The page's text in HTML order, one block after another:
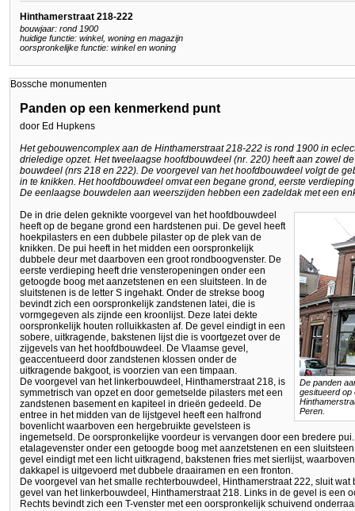
Hinthamerstraat 218-222
bouwjaar: rond 1900
huidige functie: winkel, woning en magazijn
oorspronkelijke functie: winkel en woning
Bossche monumenten
Panden op een kenmerkend punt
door Ed Hupkens
Het gebouwencomplex aan de Hinthamerstraat 218-222 is rond 1900 in
drieledige opzet. Het tweelaagse hoofdbouwdeel (nr. 220) heeft aan zowel
bouwdeel (nrs 218 en 222). De voorgevel van het hoofdbouwdeel volgt de
in te knikken. Het hoofdbouwdeel omvat een begane grond, eerste
De eenlaagse bouwdelen aan weerszijden hebben een zadeldak met een
De panden
gesitueerd op
Peren.
De in drie delen geknikte voorgevel van het hoofdbouwdeel
heeft op de begane grond een hardstenen pui. De gevel heeft
hoekpilasters en een dubbele pilaster op de plek van de
knikken. De pui heeft in het midden een oorspronkelijk
dubbele deur met daarboven een groot rondboogvenster. De
eerste verdieping heeft drie vensteropeningen onder een
getoogde boog met aanzetstenen en een sluitsteen. In de
sluitstenen is de letter S ingehakt. Onder de strekse boog
bevindt zich een oorspronkelijk zandstenen latei, die is
vormgegeven als zijnde een kroonlijst. Deze latei dekte
oorspronkelijk houten rolluikkasten af. De gevel eindigt in een
sobere, uitkragende, bakstenen lijst die is voortgezet over de
zijgevels van het hoofdbouwdeel. De Vlaamse gevel,
geaccentueerd door zandstenen klossen onder de
uitkragende bakgoot, is voorzien van een timpaan.
De voorgevel van het linkerbouwdeel, Hinthamerstraat 218, is
symmetrisch van opzet en door gemetselde pilasters met een
zandstenen basement en kapiteel in drieën gedeeld. De
entree in het midden van de lijstgevel heeft een halfrond
bovenlicht waarboven een hergebruikte gevelsteen is
ingemetseld. De oorspronkelijke voordeur is vervangen door een bredere
etalagevenster onder een getoogde boog met aanzetstenen en een
gevel eindigt met een licht uitkragend, bakstenen fries met sierlijst,
dakkapel is uitgevoerd met dubbele draairamen en een fronton.
De voorgevel van het smalle rechterbouwdeel, Hinthamerstraat 222, sluit
gevel van het linkerbouwdeel, Hinthamerstraat 218. Links in de gevel is een
Rechts bevindt zich een T-venster met een oorspronkelijk schuivend